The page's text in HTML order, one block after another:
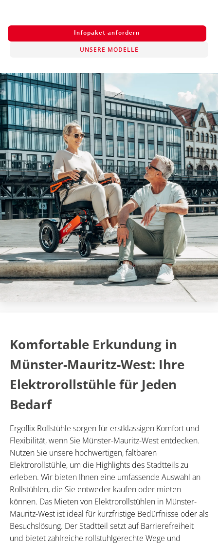
Infopaket anfordern
UNSERE MODELLE
Komfortable Erkundung in
Münster-Mauritz-West: Ihre
Elektrorollstühle für Jeden
Bedarf
Ergoflix Rollstühle sorgen für erstklassigen Komfort und
Flexibilität, wenn Sie Münster-Mauritz-West entdecken.
Nutzen Sie unsere hochwertigen, faltbaren
Elektrorollstühle, um die Highlights des Stadtteils zu
erleben. Wir bieten Ihnen eine umfassende Auswahl an
Rollstühlen, die Sie entweder kaufen oder mieten
können. Das Mieten von Elektrorollstühlen in Münster-
Mauritz-West ist ideal für kurzfristige Bedürfnisse oder als
Besuchslösung. Der Stadtteil setzt auf Barrierefreiheit
und bietet zahlreiche rollstuhlgerechte Wege und